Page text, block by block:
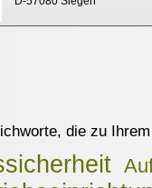
die zu